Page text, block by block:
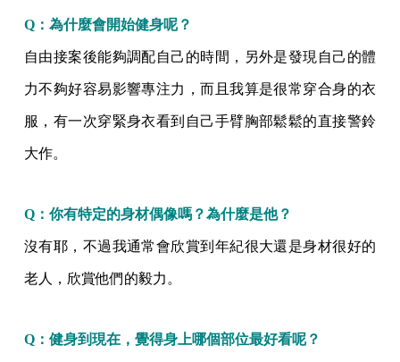
Q：為什麼會開始健身呢？
自由接案後能夠調配自己的時間，另外是發現自己的體
力不夠好容易影響專注力，而且我算是很常穿合身的衣
服，有一次穿緊身衣看到自己手臂胸部鬆鬆的直接警鈴
大作。
Q：你有特定的身材偶像嗎？為什麼是他？
沒有耶，不過我通常會欣賞到年紀很大還是身材很好的
老人，欣賞他們的毅力。
Q：健身到現在，覺得身上哪個部位最好看呢？